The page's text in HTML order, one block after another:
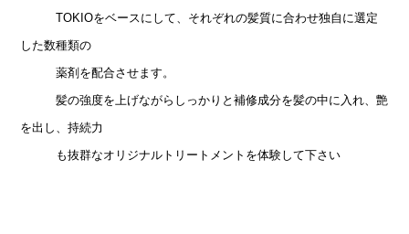
TOKIOをベースにして、それぞれの髪質に合わせ独自に選定
した数種類の
薬剤を配合させます。
髪の強度を上げながらしっかりと補修成分を髪の中に入れ、艶
を出し、持続力
も抜群なオリジナルトリートメントを体験して下さい